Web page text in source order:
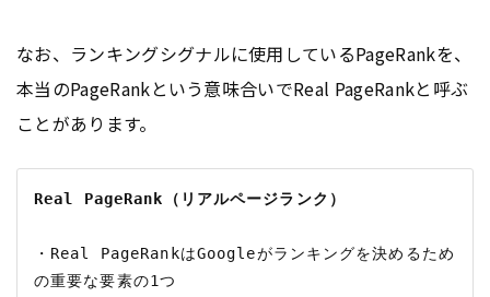
なお、ランキングシグナルに使用しているPageRankを、
本当のPageRankという意味合いでReal PageRankと呼ぶ
ことがあります。
Real PageRank（リアルページランク）
・Real PageRankはGoogleがランキングを決めるため
の重要な要素の1つ